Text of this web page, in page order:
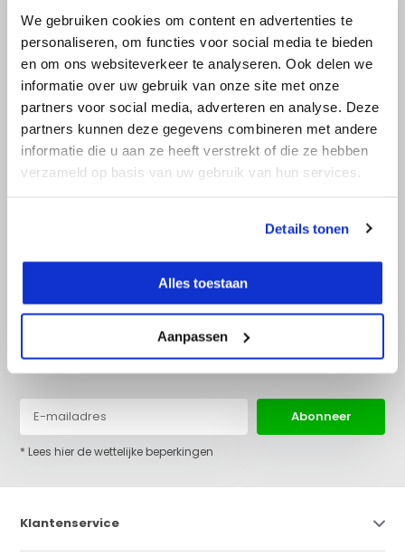
We gebruiken cookies om content en advertenties te
personaliseren, om functies voor social media te bieden
en om ons websiteverkeer te analyseren. Ook delen we
informatie over uw gebruik van onze site met onze
partners voor social media, adverteren en analyse. Deze
partners kunnen deze gegevens combineren met andere
informatie die u aan ze heeft verstrekt of die ze hebben
verzameld op basis van uw gebruik van hun services.
Details tonen
Alles toestaan
Aanpassen
Advies nodig?
Doe onze online keuzehulp of bel direct
met een specialist!
Doe onze online keuzehulp
Blijf op de hoogte van het laatste nieuws en onze acties:
Abonneer
* Lees hier de wettelijke beperkingen
Klantenservice